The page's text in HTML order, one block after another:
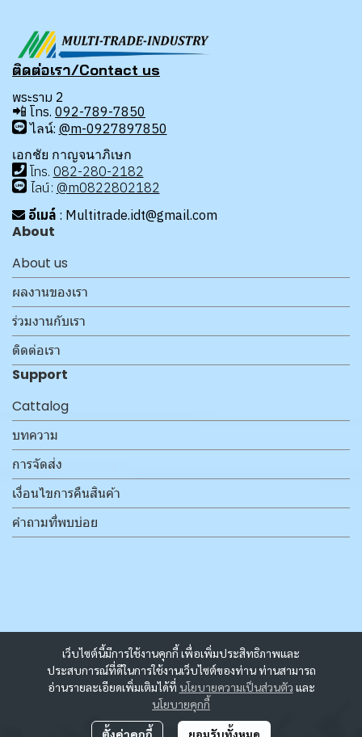
เว็บไซต์นี้มีการใช้งานคุกกี้ เพื่อเพิ่มประสิทธิภาพและ
ประสบการณ์ที่ดีในการใช้งานเว็บไซต์ของท่าน ท่านสามารถ
อ่านรายละเอียดเพิ่มเติมได้ที่ นโยบายความเป็นส่วนตัว และ
นโยบายคุกกี้
ตั้งค่าคุกกี้ ยอมรับทั้งหมด
ติดต่อเรา/Contact us
พระราม 2
📲 โทร. 092-789-7850
ไลน์: @m-0927897850
เอกชัย กาญจนาภิเษก
โทร. 082-280-2182
ไลน์: @m0822802182
อีเมล์ : Multitrade.idt@gmail.com
About
About us
ผลงานของเรา
ร่วมงานกับเรา
ติดต่อเรา
Support
Cattalog
บทความ
การจัดส่ง
เงื่อนไขการคืนสินค้า
คำถามที่พบบ่อย